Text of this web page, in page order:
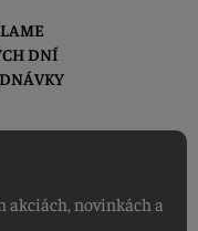
DNÍ
akciách, novinkách a